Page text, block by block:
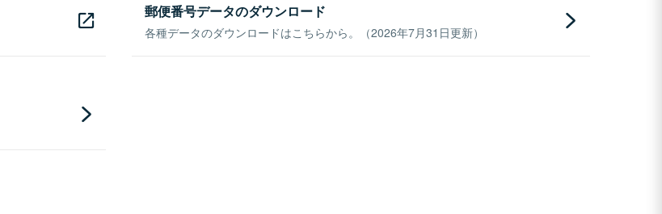
郵便番号データのダウンロード
各種データのダウンロードはこちらから。（2026年7月31日更新）